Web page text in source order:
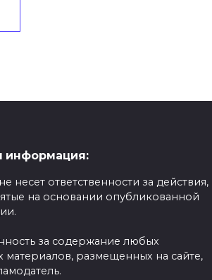
информация:
несет ответственности за действия,
на основании опубликованной
за содержание любых
материалов, размещенных на сайте,